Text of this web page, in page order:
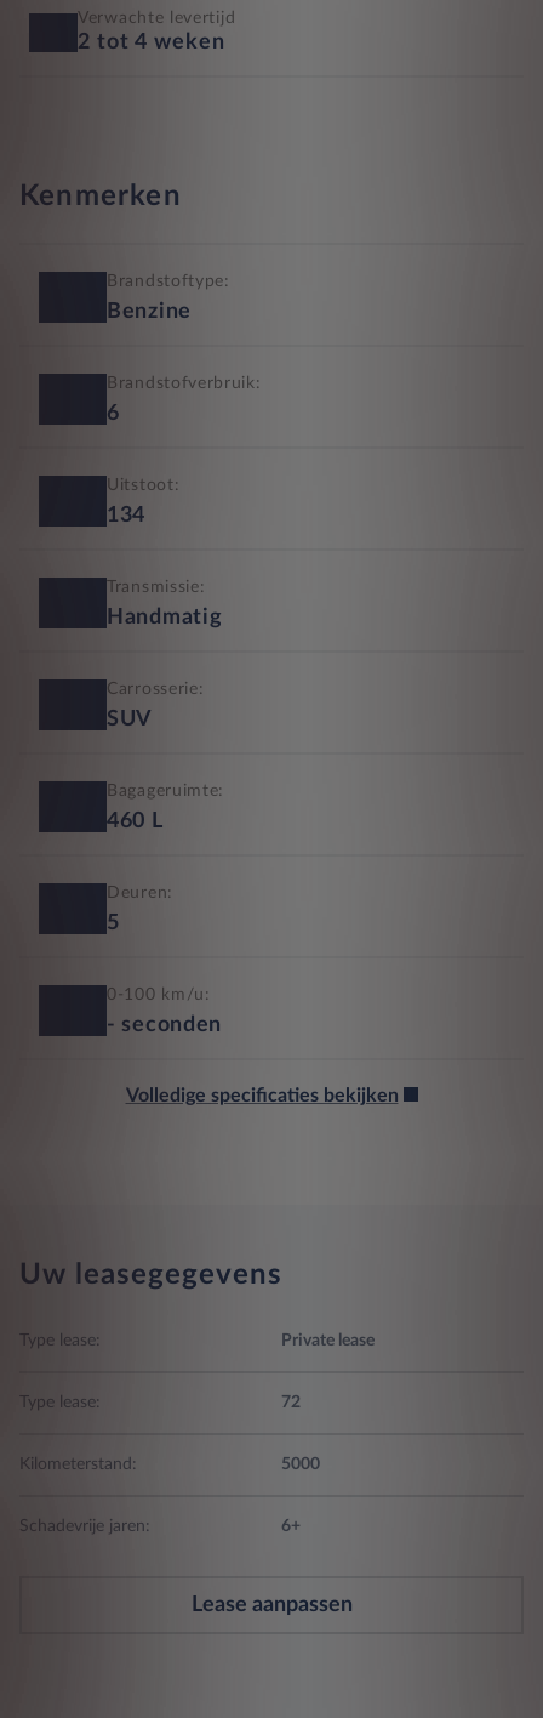
Verwachte levertijd
2 tot 4 weken
Kenmerken
Brandstoftype:
Benzine
Brandstofverbruik:
6
Uitstoot:
134
Transmissie:
Handmatig
Carrosserie:
SUV
Bagageruimte:
460 L
Deuren:
5
0-100 km/u:
- seconden
Volledige specificaties bekijken
Uw leasegegevens
Type lease: Private lease
Type lease: 72
Kilometerstand: 5000
Schadevrije jaren: 6+
Lease aanpassen